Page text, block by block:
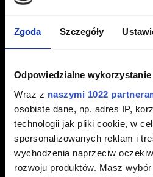
Zgoda Szczegóły
Odpowiedzialne
Wraz z naszymi 1022
osobiste dane, np. adres IP,
technologii jak pliki cookie, w
spersonalizowanych reklam i
wychodzenia naprzeciw
rozwoju produktów. Masz
Edycja Kompletna
E-mail (uwaga na literówki)
Krótki opis problemu